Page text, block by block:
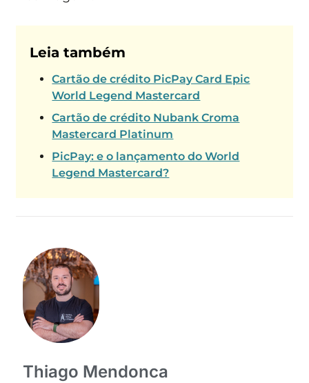
Leia também
Cartão de crédito PicPay Card Epic
World Legend Mastercard
Cartão de crédito Nubank Croma
Mastercard Platinum
PicPay: e o lançamento do World
Legend Mastercard?
Thiago Mendonca